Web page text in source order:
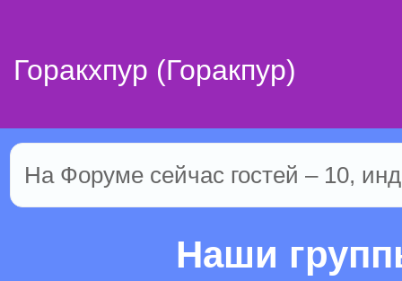
Горакхпур (Горакпур)
На Форуме сейчас гостей – 10,
Наши